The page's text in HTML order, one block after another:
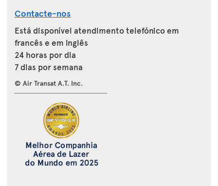
Contacte-nos
Está disponível atendimento telefónico em
francês e em inglês
24 horas por dia
7 dias por semana
© Air Transat A.T. Inc.